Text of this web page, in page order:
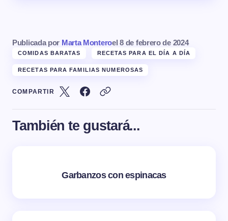
Publicada por Marta Monteroel 8 de febrero de 2024
COMIDAS BARATAS RECETAS PARA EL DÍA A DÍA
RECETAS PARA FAMILIAS NUMEROSAS
COMPARTIR
También te gustará...
Garbanzos con espinacas